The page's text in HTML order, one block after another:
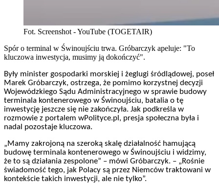
Fot. Screenshot - YouTube (TOGETAIR)
Spór o terminal w Świnoujściu trwa. Gróbarczyk apeluje: "To
kluczowa inwestycja, musimy ją dokończyć".
Były minister gospodarki morskiej i żeglugi śródlądowej, poseł
Marek Gróbarczyk, ostrzega, że pomimo korzystnej decyzji
Wojewódzkiego Sądu Administracyjnego w sprawie budowy
terminala kontenerowego w Świnoujściu, batalia o tę
inwestycję jeszcze się nie zakończyła. Jak podkreśla w
rozmowie z portalem wPolityce.pl, presja społeczna była i
nadal pozostaje kluczowa.
„Mamy zakrojoną na szeroką skalę działalność hamującą
budowę terminala kontenerowego w Świnoujściu i widzimy,
że to są działania zespolone” – mówi Gróbarczyk. – „Rośnie
świadomość tego, jak Polacy są przez Niemców traktowani w
kontekście takich inwestycji, ale nie tylko”.